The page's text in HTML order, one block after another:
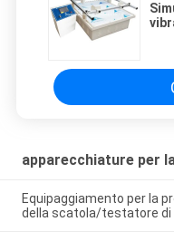
apparecchiature per
Equipaggiamento per la
della scatola/testatore di